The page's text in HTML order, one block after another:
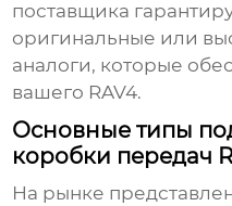
поставщика
оригинальные или
аналоги, которые
вашего RAV4.
Основные типы
коробки передач
На рынке